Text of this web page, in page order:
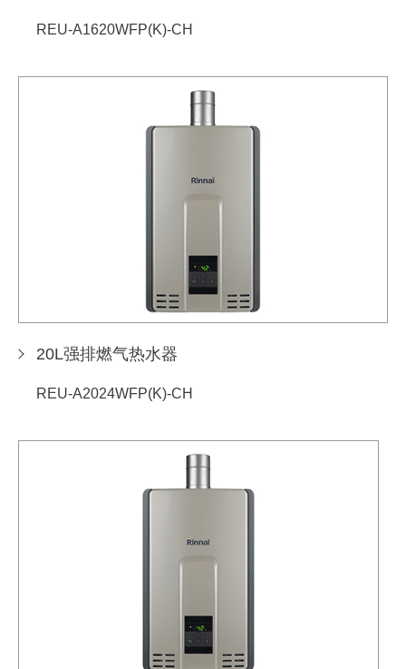
REU-A1620WFP(K)-CH
20L强排燃气热水器
REU-A2024WFP(K)-CH